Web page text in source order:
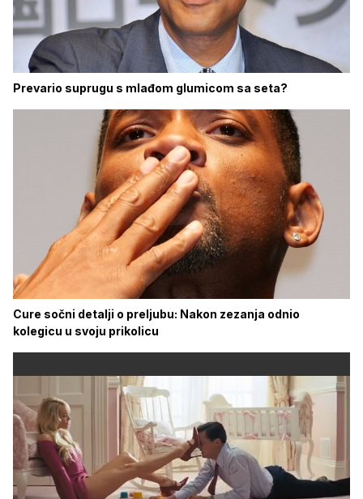
Prevario suprugu s mlađom glumicom sa seta?
Cure sočni detalji o preljubu: Nakon zezanja odnio
kolegicu u svoju prikolicu